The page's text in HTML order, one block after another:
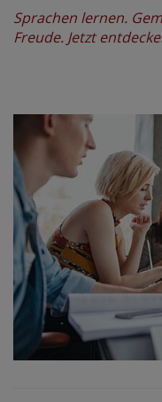
Sprachen lernen.
Freude. Jetzt